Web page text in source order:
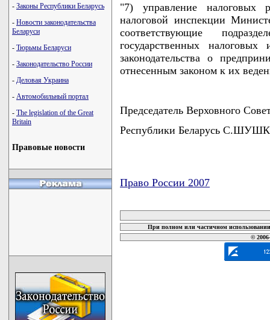
- Законы Республики Беларусь
- Новости законодательства
Беларуси
- Тюрьмы Беларуси
- Законодательство России
- Деловая Украина
- Автомобильный портал
- The legislation of the Great
Britain
Правовые новости
"7) управление налоговых
налоговой инспекции
соответствующие
государственных
законодательства о
отнесенным законом к их
Председатель Верховного
Республики Беларусь
Право России 2007
При полном или частичном
©